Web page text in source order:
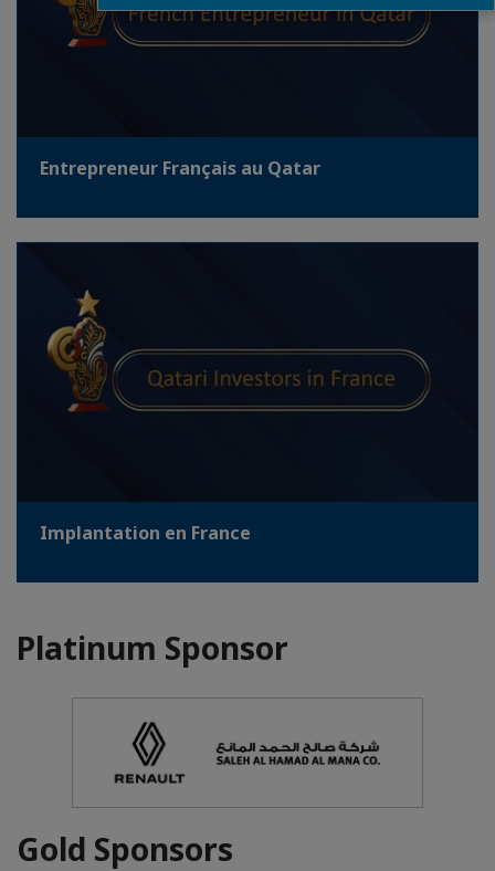
Entrepreneur Français au Qatar
Implantation en France
Platinum Sponsor
Gold Sponsors